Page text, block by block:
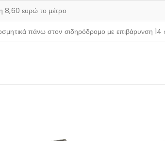
8,60 ευρώ το μέτρο
πάνω στον σιδηρόδρομο με επιβάρυνση 14